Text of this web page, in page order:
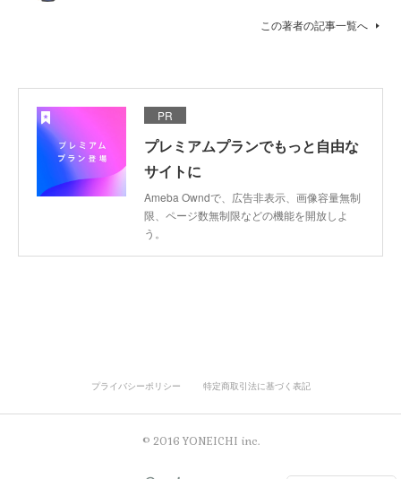
この著者の記事一覧へ
PR
プレミアムプランでもっと自由な
サイトに
Ameba Owndで、広告非表示、画像容量無制
限、ページ数無制限などの機能を開放しよ
う。
プライバシーポリシー 特定商取引法に基づく表記
© 2016 YONEICHI inc.